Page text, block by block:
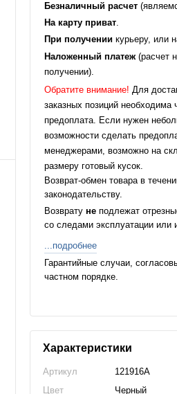
Безналичный расчет
На карту приват.
При получении курьеру, или
Наложенный платеж(расчет
получении).
Обратите внимание! Для
заказных позиций необходима
предоплата. Если нужен
возможности сделать
менеджерами, возможно на
размеру готовый кусок.
Возврат-обмен товара в
законодательству.
Возвратуне подлежат
со следами эксплуатации или
...подробнее
Гарантийные случаи,
частном порядке.
Характеристики
Артикул
121916A
Цвет
Черный